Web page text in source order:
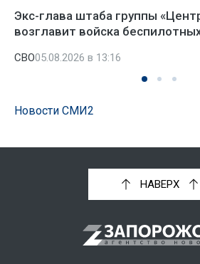
Экс-глава штаба группы
возглавит войска
СВО05.08.2026 в 13:16
Новости СМИ2
НАВЕРХ